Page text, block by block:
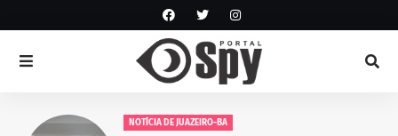
NOTÍCIA DE JUAZEIRO-BA